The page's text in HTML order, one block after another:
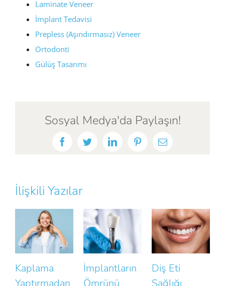
Laminate Veneer
İmplant Tedavisi
Prepless (Aşındırmasız) Veneer
Ortodonti
Gülüş Tasarımı
Sosyal Medya'da Paylaşın!
FacebookTwitterLinkedInPinterestE-
İlişkili Yazılar
İmplantların
Ömrünü
Diş Eti
Sağlığı
Gülüşünüzün
Doğallığını